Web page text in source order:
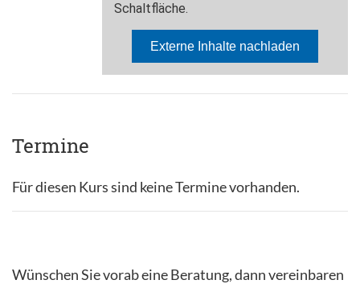
Termine
Für diesen Kurs sind keine Termine vorhanden.
Wünschen Sie vorab eine Beratung, dann vereinbaren